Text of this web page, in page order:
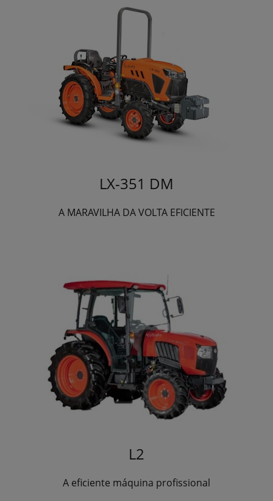
LX-351 DM
A MARAVILHA DA VOLTA EFICIENTE
L2
A eficiente máquina profissional